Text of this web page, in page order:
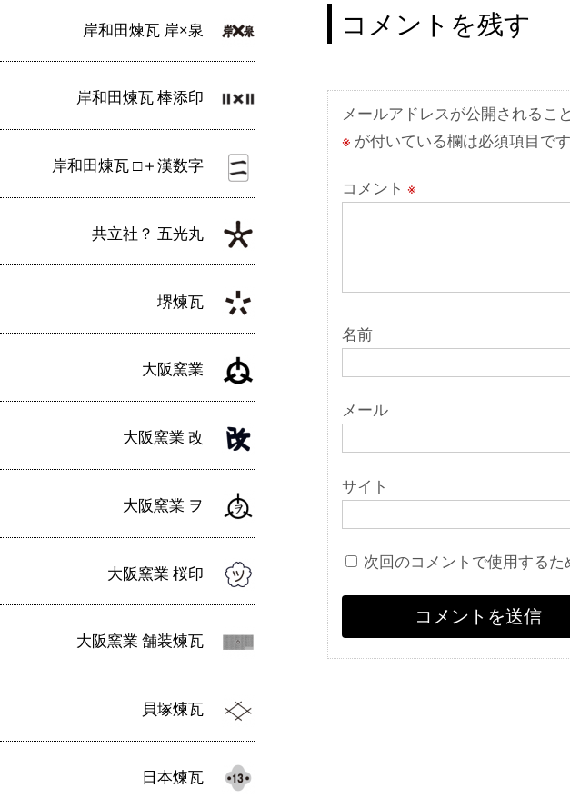
岸和田煉瓦 岸×泉
岸和田煉瓦 棒添印
岸和田煉瓦 □＋漢数字
共立社？ 五光丸
堺煉瓦
大阪窯業
大阪窯業 改
大阪窯業 ヲ
大阪窯業 桜印
大阪窯業 舗装煉瓦
貝塚煉瓦
日本煉瓦
ナ
ビ
ゲ
ー
シ
ョ
ン
コメントを残す
メールアドレスが公開されるこ
※ が付いている欄は必須項目です
コメント ※
名前
メール
サイト
次回のコメントで使用する